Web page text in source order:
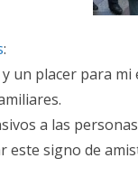
:
un placer para
a las
este signo de